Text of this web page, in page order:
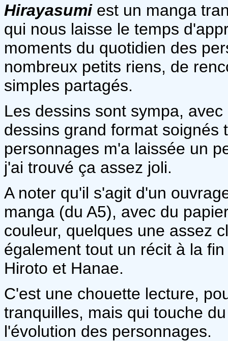
Hirayasumiest un manga
qui nous laisse le temps
moments du quotidien des
nombreux petits riens, de
simples partagés.
Les dessins sont sympa,
dessins grand format soignés
personnages m'a laissée un
j'ai trouvé ça assez joli.
A noter qu'il s'agit d'un
manga (du A5), avec du
couleur, quelques une assez
également tout un récit à la
Hiroto et Hanae.
C'est une chouette lecture,
tranquilles, mais qui touche
l'évolution des personnages.